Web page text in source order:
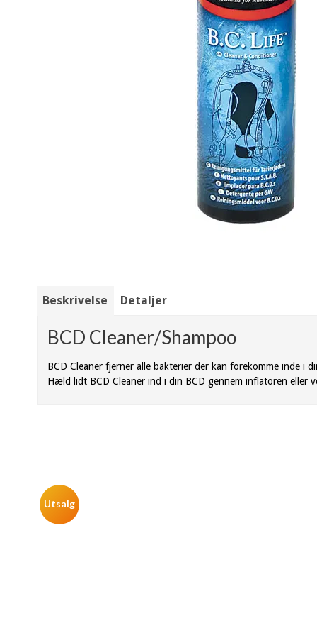
Beskrivelse Detaljer
BCD Cleaner/Shampoo
BCD Cleaner fjerner alle bakterier der kan forekomme inde i
Hæld lidt BCD Cleaner ind i din BCD gennem inflatoren
Utsalg